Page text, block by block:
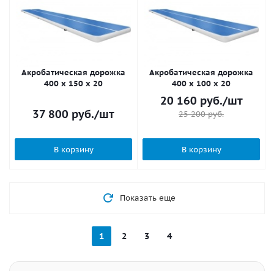
Акробатическая дорожка
400 x 150 x 20
37 800 руб./шт
В корзину
Акробатическая дорожка
400 x 100 x 20
20 160 руб./шт
25 200руб.
В корзину
Показать еще
1 2 3 4